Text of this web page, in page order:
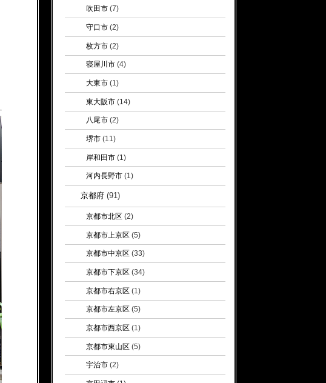
吹田市(7)
守口市(2)
枚方市(2)
寝屋川市(4)
大東市(1)
東大阪市(14)
八尾市(2)
堺市(11)
岸和田市(1)
河内長野市(1)
京都府(91)
京都市北区 (2)
京都市上京区(5)
京都市中京区 (33)
京都市下京区(34)
京都市右京区(1)
京都市左京区 (5)
京都市西京区(1)
京都市東山区(5)
宇治市(2)